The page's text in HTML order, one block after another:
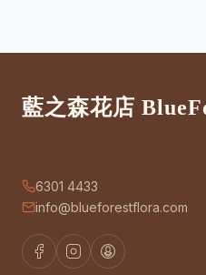
藍之森花店
6301 4433
info@blueforestflora.com